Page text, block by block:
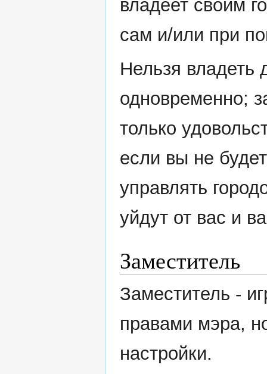
владеет своим
сам и/или при
Нельзя владеть
одновременно;
только
если вы не
управлять
уйдут от вас и
Заместитель
Заместитель -
правами мэра,
настройки.